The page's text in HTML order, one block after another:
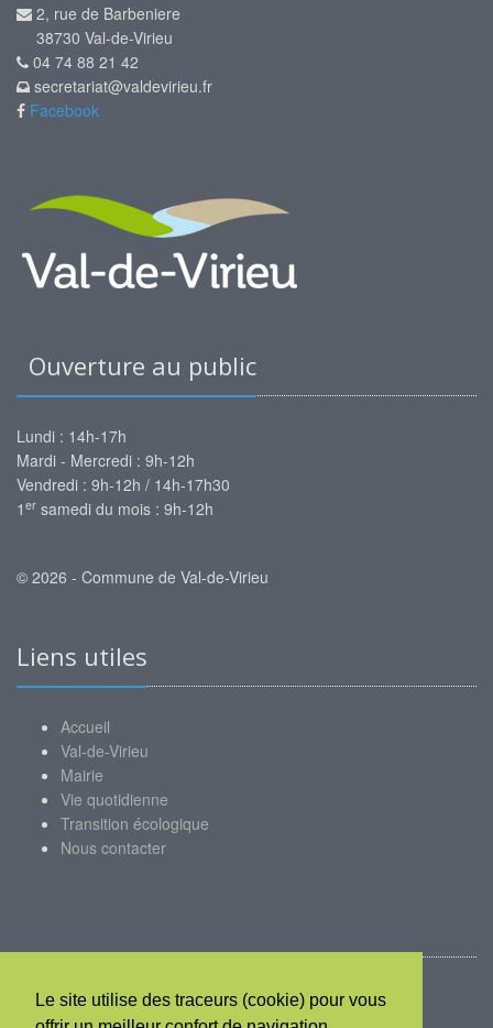
Le site utilise des traceurs (cookie) pour vous
2, rue de Barbeniere
38730 Val-de-Virieu
04 74 88 21 42
secretariat@valdevirieu.fr
Facebook
Ouverture au public
Lundi : 14h-17h
Mardi - Mercredi : 9h-12h
Vendredi : 9h-12h / 14h-17h30
1 er samedi du mois : 9h-12h
© 2026 - Commune de Val-de-Virieu
Liens utiles
Accueil
Val-de-Virieu
Mairie
Vie quotidienne
Transition écologique
Nous contacter
Mon compte
Mentions légales